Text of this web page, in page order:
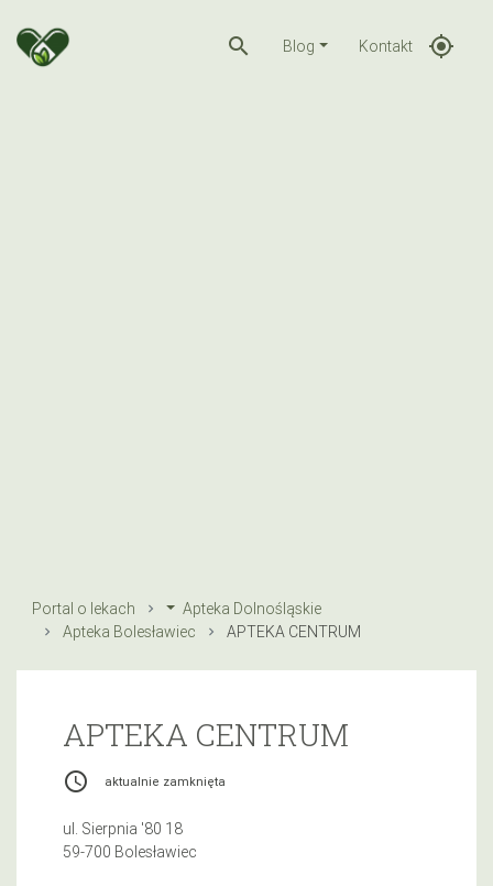
search Blog Kontakt gps_fixed
Portal o lekach
Apteka Dolnośląskie
Apteka Bolesławiec
APTEKA CENTRUM
APTEKA CENTRUM
access_time aktualnie zamknięta
ul. Sierpnia '80 18
59-700 Bolesławiec